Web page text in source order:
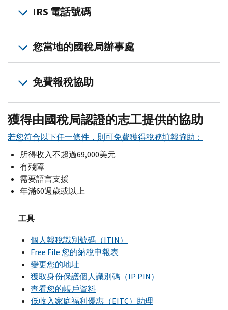
退
款？
國
會
到
21
天
的
間
內
發
多
數
的
退
稅
款。
如
要
查
看
您
改
的
納
稅
申
表
的
狀
態：
您
在
提
交
稅
表
後
（英
文）
衷
付
提
留
置
權
徵
收
瞭
解
稅
務
留
置
權
瞭
解
傳
(英
證
身
份
（5071C）
（英
驗
證
您
份
（4883C）
（英
文）
我
們
知
驗
證
您
的
份
取
身
份
保
護
人
識
別
（IP
PIN）
詐
騙
舉
報
程：
分
步
指
南
免
費
稅
表
填
寫
幫
助
選
擇
一
務
專
業
人
士
申
明
取
常
答
集
（英
文）
線
上
請EIN
線
上
提
表
格
2290（英
文）
829-
1040 。
有
關
所
其
語
言，
請
致
電
833-
553-
9895。
您
將
會
聯
絡
到
能
提
供
IRS 電話號碼
話
協
助
員
以
在
許
多
稅
務
主
題
提
供
幫
助，
但
請
參
閱
您當地的國稅局辦事處
可
當
地
國
稅
局
納
人
助
中
心
(TAC)獲
得
當
免費報稅協助
可
以
透
過
以
下
方
式
免
提
交
報
稅
表：
獲得由國稅局認證的志工提供的協助
若您符合以下任一條件，則可免費獲得稅務填報協助：
所得收入不超過69,000美元
有殘障
需要語言支援
年滿60週歲或以上
工具
個人報稅識別號碼（ITIN）
Free File您的納稅申報表
變更您的地址
獲取身份保護個人識別碼（IP PIN）
查看您的帳戶資料
低收入家庭福利優惠（EITC）助理